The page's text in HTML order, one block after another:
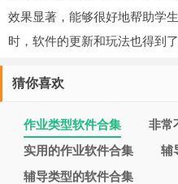
效果显著，能够很好地帮助学
时，软件的更新和玩法也得到
猜你喜欢
作业类型软件合集
非常
实用的作业软件合集
辅
辅导类型的软件合集